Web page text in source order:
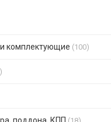
комплектующие (100)